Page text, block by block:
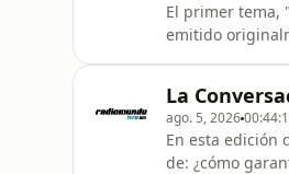
El primer tema,
emitido
2012, con Ana
La
ago. 5, 2026
En esta edición
de: ¿cómo